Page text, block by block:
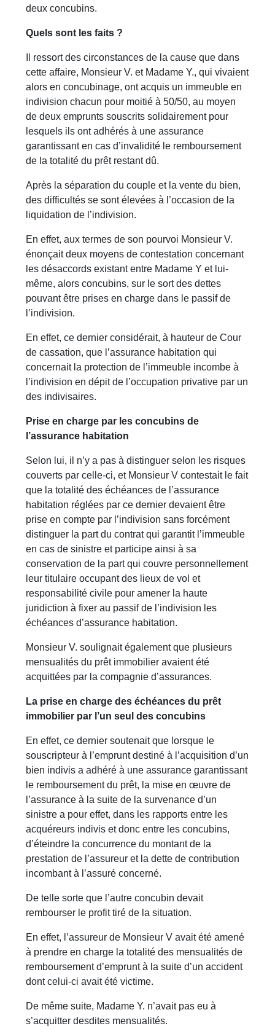
deux concubins.
Quels sont les faits ?
Il ressort des circonstances de la cause que dans
cette affaire, Monsieur V. et Madame Y., qui vivaient
alors en concubinage, ont acquis un immeuble en
indivision chacun pour moitié à 50/50, au moyen
de deux emprunts souscrits solidairement pour
lesquels ils ont adhérés à une assurance
garantissant en cas d’invalidité le remboursement
de la totalité du prêt restant dû.
Après la séparation du couple et la vente du bien,
des difficultés se sont élevées à l’occasion de la
liquidation de l’indivision.
En effet, aux termes de son pourvoi Monsieur V.
énonçait deux moyens de contestation concernant
les désaccords existant entre Madame Y et lui-
même, alors concubins, sur le sort des dettes
pouvant être prises en charge dans le passif de
l’indivision.
En effet, ce dernier considérait, à hauteur de Cour
de cassation, que l’assurance habitation qui
concernait la protection de l’immeuble incombe à
l’indivision en dépit de l’occupation privative par un
des indivisaires.
Prise en charge par les concubins de
l’assurance habitation
Selon lui, il n’y a pas à distinguer selon les risques
couverts par celle-ci, et Monsieur V contestait le fait
que la totalité des échéances de l’assurance
habitation réglées par ce dernier devaient être
prise en compte par l’indivision sans forcément
distinguer la part du contrat qui garantit l’immeuble
en cas de sinistre et participe ainsi à sa
conservation de la part qui couvre personnellement
leur titulaire occupant des lieux de vol et
responsabilité civile pour amener la haute
juridiction à fixer au passif de l’indivision les
échéances d’assurance habitation.
Monsieur V. soulignait également que plusieurs
mensualités du prêt immobilier avaient été
acquittées par la compagnie d’assurances.
La prise en charge des échéances du prêt
immobilier par l’un seul des concubins
En effet, ce dernier soutenait que lorsque le
souscripteur à l’emprunt destiné à l’acquisition d’un
bien indivis a adhéré à une assurance garantissant
le remboursement du prêt, la mise en œuvre de
l’assurance à la suite de la survenance d’un
sinistre a pour effet, dans les rapports entre les
acquéreurs indivis et donc entre les concubins,
d’éteindre la concurrence du montant de la
prestation de l’assureur et la dette de contribution
incombant à l’assuré concerné.
De telle sorte que l’autre concubin devait
rembourser le profit tiré de la situation.
En effet, l’assureur de Monsieur V avait été amené
à prendre en charge la totalité des mensualités de
remboursement d’emprunt à la suite d’un accident
dont celui-ci avait été victime.
De même suite, Madame Y. n’avait pas eu à
s’acquitter desdites mensualités.